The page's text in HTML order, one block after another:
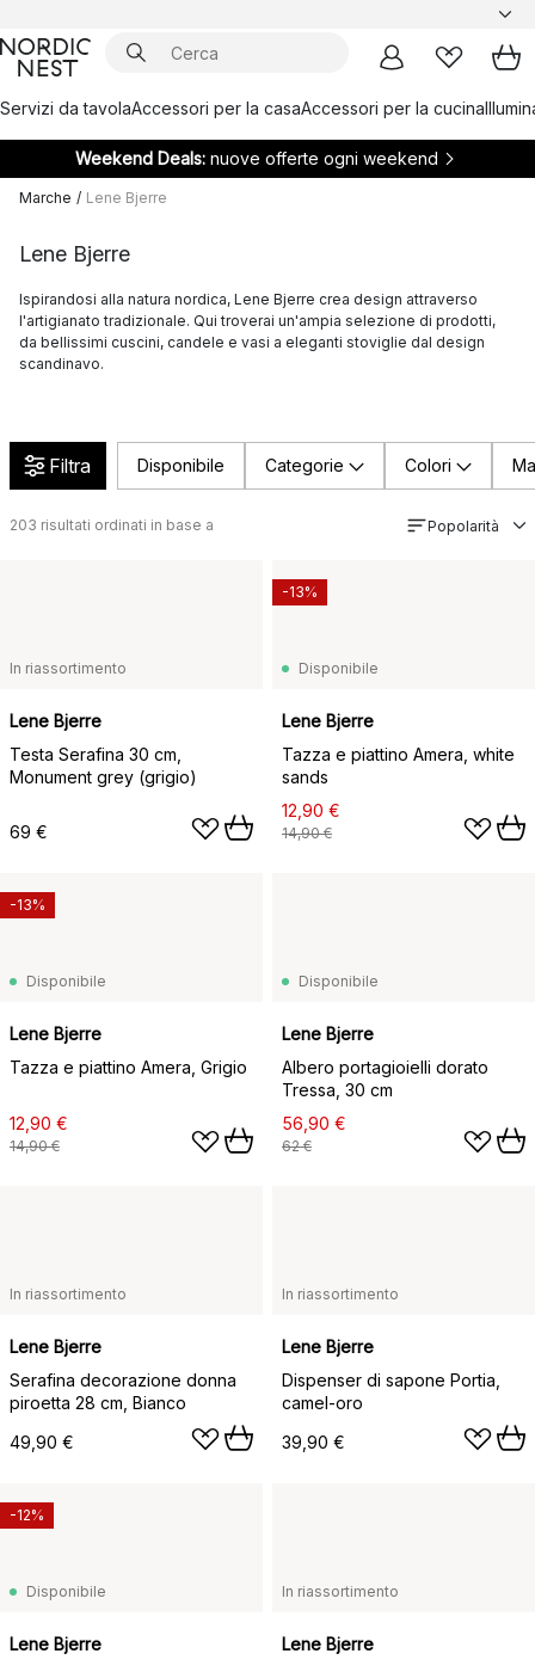
Servizi da tavolaAccessori per la casaAccessori per la cucina
Weekend Deals: nuove offerte ogni weekend
Marche / Lene Bjerre
Lene Bjerre
Ispirandosi alla natura nordica, Lene Bjerre crea design attraverso
l'artigianato tradizionale. Qui troverai un'ampia selezione di prodotti,
da bellissimi cuscini, candele e vasi a eleganti stoviglie dal design
scandinavo.
Filtra Disponibile Categorie Colori
203 risultati ordinati in base a Popolarità
In riassortimento
Lene Bjerre
Testa Serafina 30 cm,
Monument grey (grigio)
69 €
Disponibile
Lene Bjerre
Tazza e piattino Amera, white
sands
12,90 €
14,90 €
-13%
Disponibile
Lene Bjerre
Tazza e piattino Amera, Grigio
12,90 €
14,90 €
-13%
Disponibile
Lene Bjerre
Albero portagioielli dorato
Tressa, 30 cm
56,90 €
62 €
In riassortimento
Lene Bjerre
Serafina decorazione donna
piroetta 28 cm, Bianco
49,90 €
In riassortimento
Lene Bjerre
Dispenser di sapone Portia,
camel-oro
39,90 €
Disponibile
Lene Bjerre
-12%
In riassortimento
Lene Bjerre